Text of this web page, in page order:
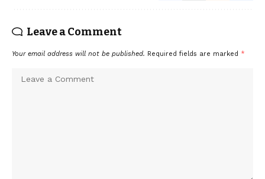
Leave a Comment
Your email address will not be published. Required fields are marked *